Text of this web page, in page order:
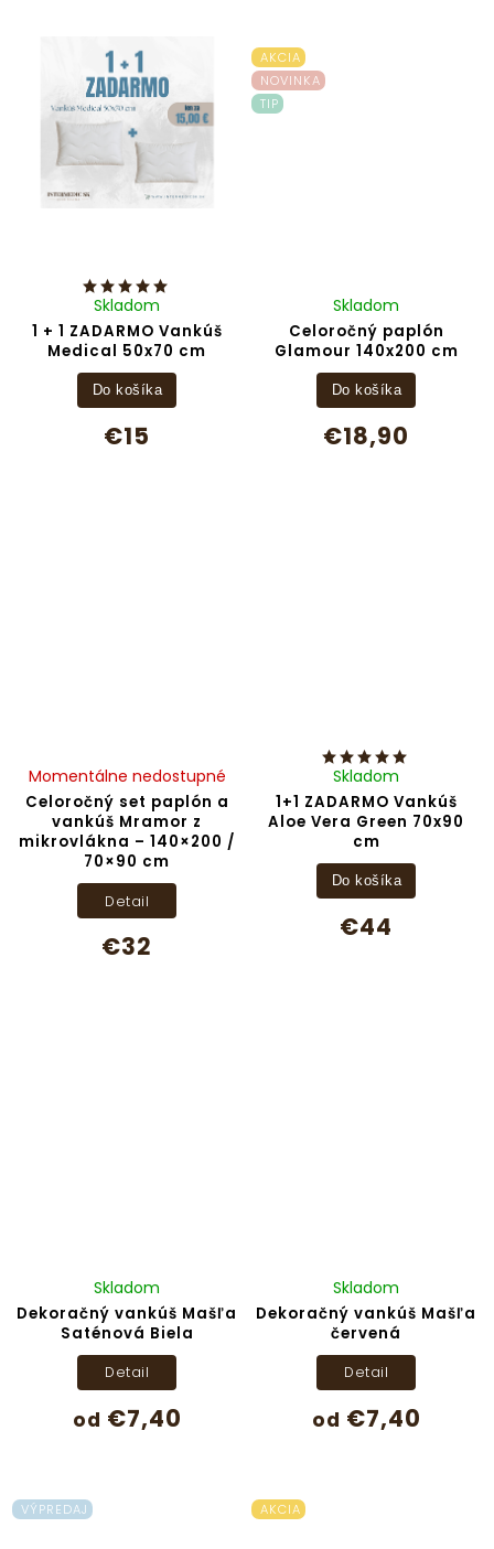
1 + 1 ZADARMO Vankúš
Medical 50x70 cm
Skladom
€15
Do košíka
AKCIA
NOVINKA
TIP
Celoročný paplón
Glamour 140x200 cm
Skladom
€18,90
Do košíka
Celoročný set paplón a
vankúš Mramor z
mikrovlákna – 140×200 /
70×90 cm
Momentálne nedostupné
€32
Detail
1+1 ZADARMO Vankúš
Aloe Vera Green 70x90
cm
Skladom
€44
Do košíka
Dekoračný vankúš Mašľa
Saténová Biela
Skladom
od €7,40
Detail
Dekoračný vankúš Mašľa
červená
Skladom
od €7,40
Detail
VÝPREDAJ AKCIA